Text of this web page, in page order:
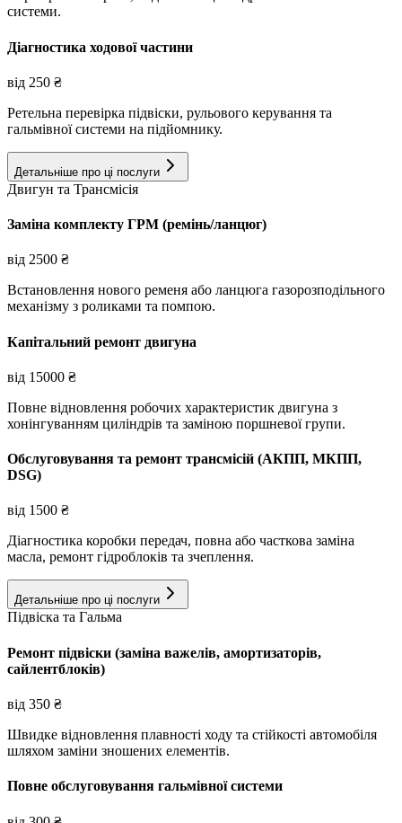
системи.
Діагностика ходової частини
від 250 ₴
Ретельна перевірка підвіски, рульового керування та
гальмівної системи на підйомнику.
Детальніше про ці послуги
Двигун та Трансмісія
Заміна комплекту ГРМ (ремінь/ланцюг)
від 2500 ₴
Встановлення нового ременя або ланцюга газорозподільного
механізму з роликами та помпою.
Капітальний ремонт двигуна
від 15000 ₴
Повне відновлення робочих характеристик двигуна з
хонінгуванням циліндрів та заміною поршневої групи.
Обслуговування та ремонт трансмісій (АКПП, МКПП,
DSG)
від 1500 ₴
Діагностика коробки передач, повна або часткова заміна
масла, ремонт гідроблоків та зчеплення.
Детальніше про ці послуги
Підвіска та Гальма
Ремонт підвіски (заміна важелів, амортизаторів,
сайлентблоків)
від 350 ₴
Швидке відновлення плавності ходу та стійкості автомобіля
шляхом заміни зношених елементів.
Повне обслуговування гальмівної системи